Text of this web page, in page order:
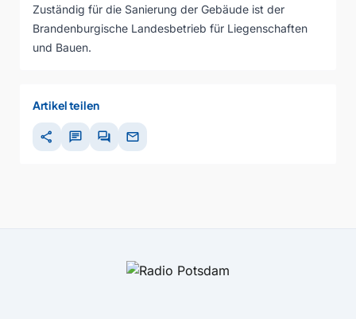
Zuständig für die Sanierung der Gebäude ist der
Brandenburgische Landesbetrieb für Liegenschaften
und Bauen.
Artikel teilen
share chat forum mail